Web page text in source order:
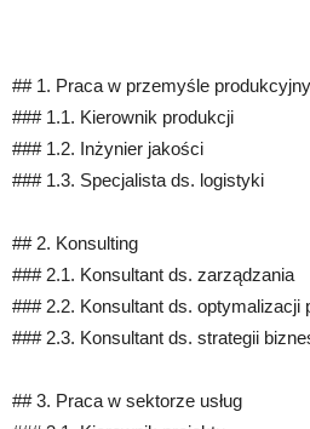
## 1. Praca w przemyśle
### 1.1. Kierownik produkcji
### 1.2. Inżynier jakości
### 1.3. Specjalista ds. logistyki
## 2. Konsulting
### 2.1. Konsultant ds. zarządzania
### 2.2. Konsultant ds. optymalizacji
### 2.3. Konsultant ds. strategii
## 3. Praca w sektorze usług